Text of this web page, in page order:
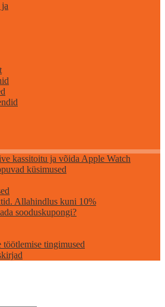
kassitoitu ja võida Apple Watch
küsimused
Allahindlus kuni 10%
sooduskupongi?
töötlemise tingimused